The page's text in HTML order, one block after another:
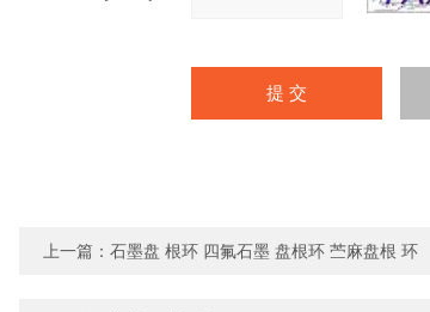
上一篇： 石墨盘 根环 四氟石墨 盘根环 苎麻盘根 环